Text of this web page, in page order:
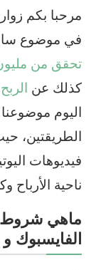
مرحبا بكم
في موضوع
تحقق من
كذلك عن
اليوم
الطريقتين،
فيديوهات
ناحية
ماهي شروط
الفايسبوك و